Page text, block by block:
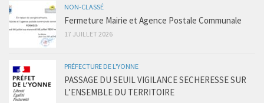
NON-CLASSÉ
Fermeture Mairie et Agence Postale Communale
17 JUILLET 2026
PRÉFECTURE DE L'YONNE
PASSAGE DU SEUIL VIGILANCE SECHERESSE SUR
L’ENSEMBLE DU TERRITOIRE